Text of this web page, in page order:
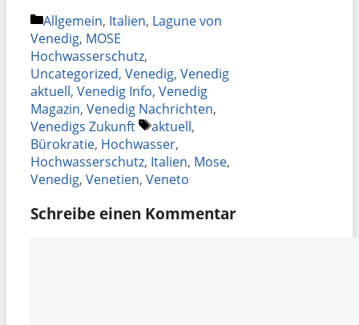
Kategorien
Allgemein, Italien, Lagune von
Venedig, MOSE
Hochwasserschutz,
Uncategorized, Venedig, Venedig
aktuell, Venedig Info, Venedig
Magazin, Venedig Nachrichten,
Venedigs Zukunft
Schlagwörter
aktuell,
Bürokratie, Hochwasser,
Hochwasserschutz, Italien, Mose,
Venedig, Venetien, Veneto
Schreibe einen Kommentar